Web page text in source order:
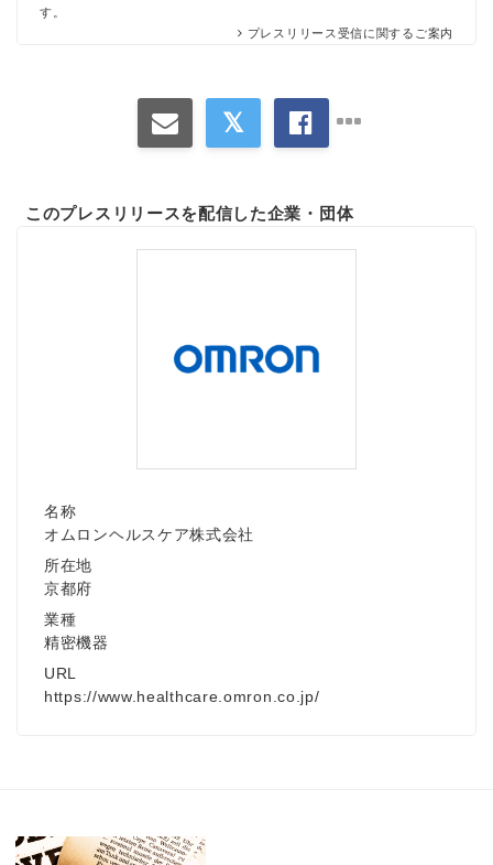
す。
プレスリリース受信に関するご案内
このプレスリリースを配信した企業・団体
名称
オムロンヘルスケア株式会社
所在地
京都府
業種
精密機器
URL
https://www.healthcare.omron.co.jp/